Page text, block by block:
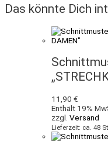
Das könnte Dich
11,90 €
Enthält 19%
zzgl. Versand
Lieferzeit: ca. 48